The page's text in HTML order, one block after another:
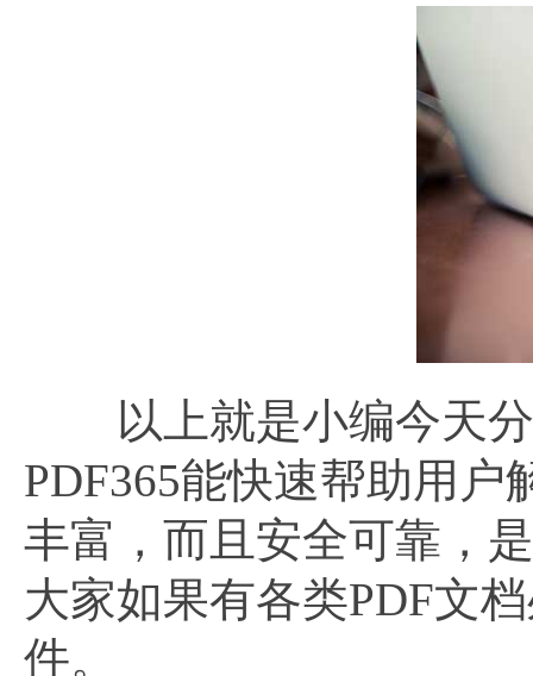
以上就是小编今天分
PDF365能快速帮助用
丰富，而且安全可靠，
大家如果有各类PDF文
件。